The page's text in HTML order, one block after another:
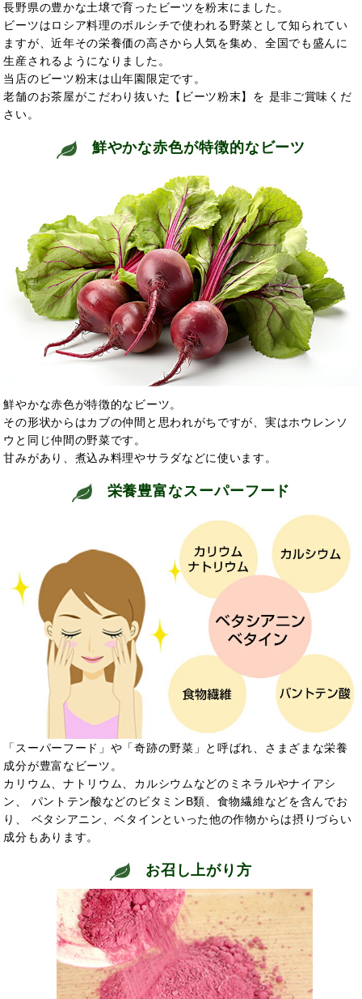
長野県の豊かな土壌で育ったビーツを粉末にました。
ビーツはロシア料理のボルシチで使われる野菜として知られてい
ますが、近年その栄養価の高さから人気を集め、全国でも盛んに
生産されるようになりました。
当店のビーツ粉末は山年園限定です。
老舗のお茶屋がこだわり抜いた【ビーツ粉末】を 是非ご賞味くだ
さい。
鮮やかな赤色が特徴的なビーツ
鮮やかな赤色が特徴的なビーツ。
その形状からはカブの仲間と思われがちですが、実はホウレンソ
ウと同じ仲間の野菜です。
甘みがあり、煮込み料理やサラダなどに使います。
栄養豊富なスーパーフード
「スーパーフード」や「奇跡の野菜」と呼ばれ、さまざまな栄養
成分が豊富なビーツ。
カリウム、ナトリウム、カルシウムなどのミネラルやナイアシ
ン、 パントテン酸などのビタミンB類、食物繊維などを含んでお
り、 ベタシアニン、ベタインといった他の作物からは摂りづらい
成分もあります。
お召し上がり方